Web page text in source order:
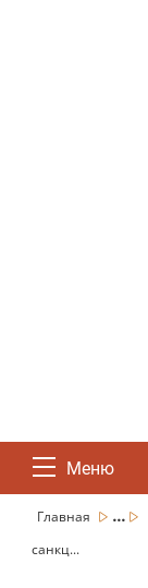
Меню
Главная ...
санкц...